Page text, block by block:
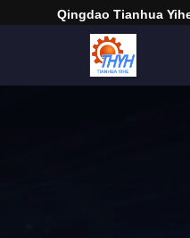
Qingdao Tianhua